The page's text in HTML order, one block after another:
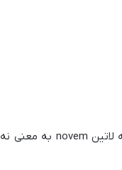
)، یازدهمین ماه سال و آخرین ماه از فصل پاییزه. اسم این ماه از کلمه لاتین novem به معنی نه